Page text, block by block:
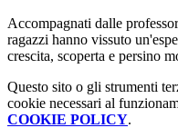
Accompagnati dalle
ragazzi hanno vissuto
crescita, scoperta e persino
Questo sito o gli strumenti
cookie necessari al
COOKIE POLICY.